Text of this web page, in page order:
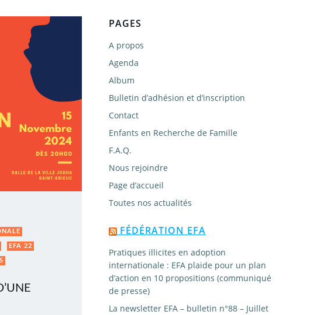
EFA 22
PAGES
A propos
Agenda
Album
Bulletin d’adhésion et d’inscription
Contact
Enfants en Recherche de Famille
F.A.Q.
Nous rejoindre
Page d’accueil
Toutes nos actualités
FÉDÉRATION EFA
Pratiques illicites en adoption
internationale : EFA plaide pour un plan
d’action en 10 propositions (communiqué
de presse)
La newsletter EFA – bulletin n°88 – Juillet